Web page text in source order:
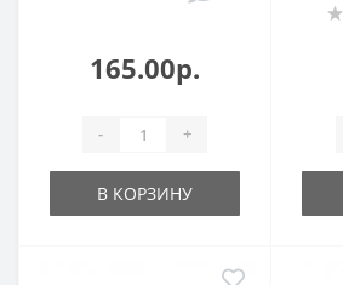
165.00р.
- +
В КОРЗИНУ